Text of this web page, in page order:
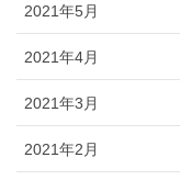
2021年5月
2021年4月
2021年3月
2021年2月